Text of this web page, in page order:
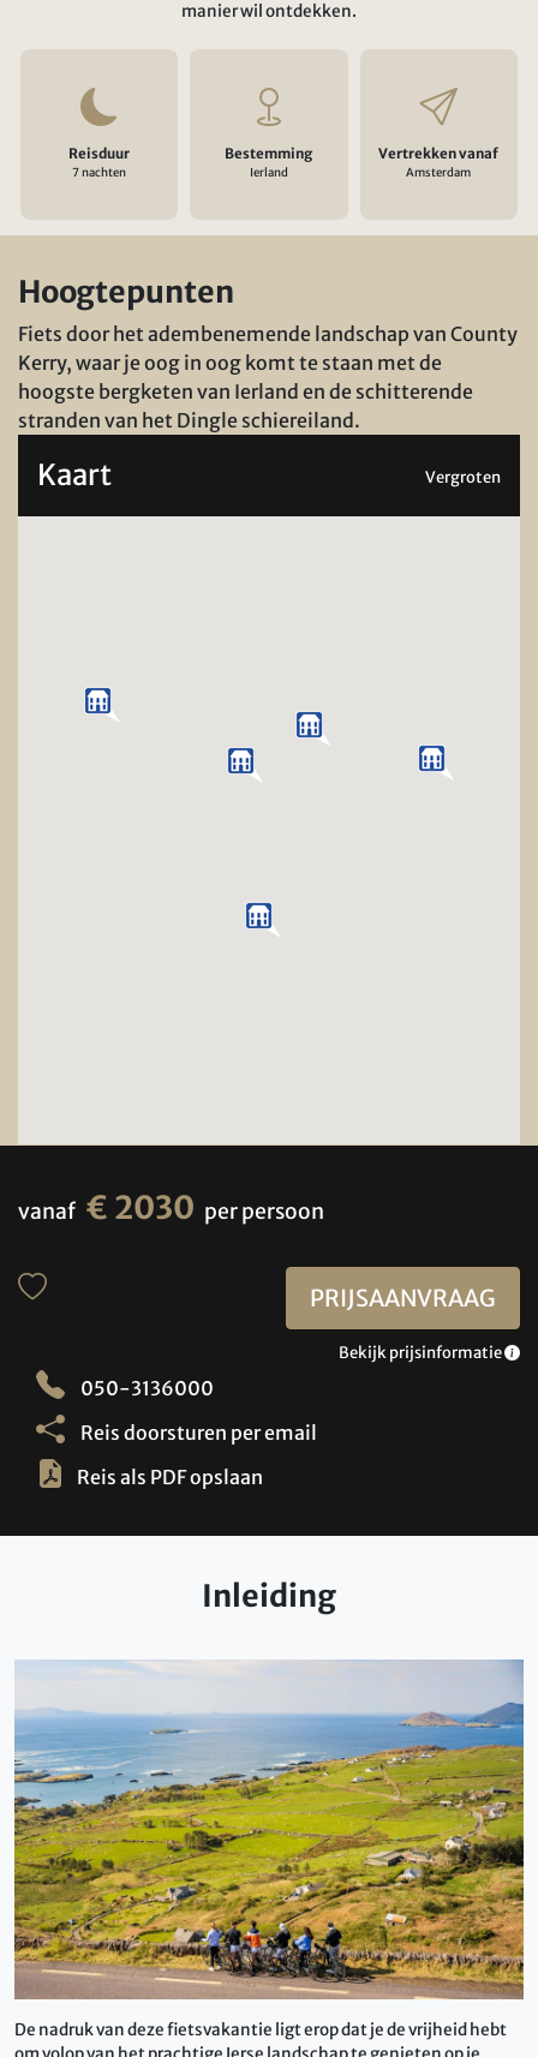
manier wil ontdekken.
Reisduur
7 nachten
Bestemming
Ierland
Vertrekken vanaf
Amsterdam
Hoogtepunten
Fiets door het adembenemende landschap van County
Kerry, waar je oog in oog komt te staan met de
hoogste bergketen van Ierland en de schitterende
stranden van het Dingle schiereiland.
Kaart Vergroten
vanaf € 2030 per persoon
PRIJSAANVRAAG
Bekijk prijsinformatie
050-3136000
Reis doorsturen per email
Reis als PDF opslaan
Inleiding
De nadruk van deze fietsvakantie ligt erop dat je de vrijheid hebt